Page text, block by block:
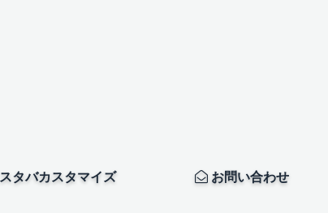
スタバカスタマイズ お問い合わせ